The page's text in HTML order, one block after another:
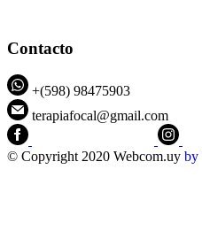
Contacto
+(598) 98475903
terapiafocal@gmail.com
© Copyright 2020 Webcom.uy by